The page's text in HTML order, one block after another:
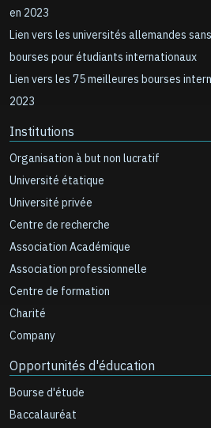
en 2023
Lien vers les universités allemandes
bourses pour étudiants internationaux
Lien vers les 75 meilleures bourses
2023
Institutions
Organisation à but non lucratif
Université étatique
Université privée
Centre de recherche
Association Académique
Association professionnelle
Centre de formation
Charité
Company
Opportunités d'éducation
Bourse d'étude
Baccalauréat